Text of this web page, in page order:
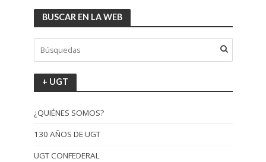
BUSCAR EN LA WEB
+ UGT
¿QUIÉNES SOMOS?
130 AÑOS DE UGT
UGT CONFEDERAL